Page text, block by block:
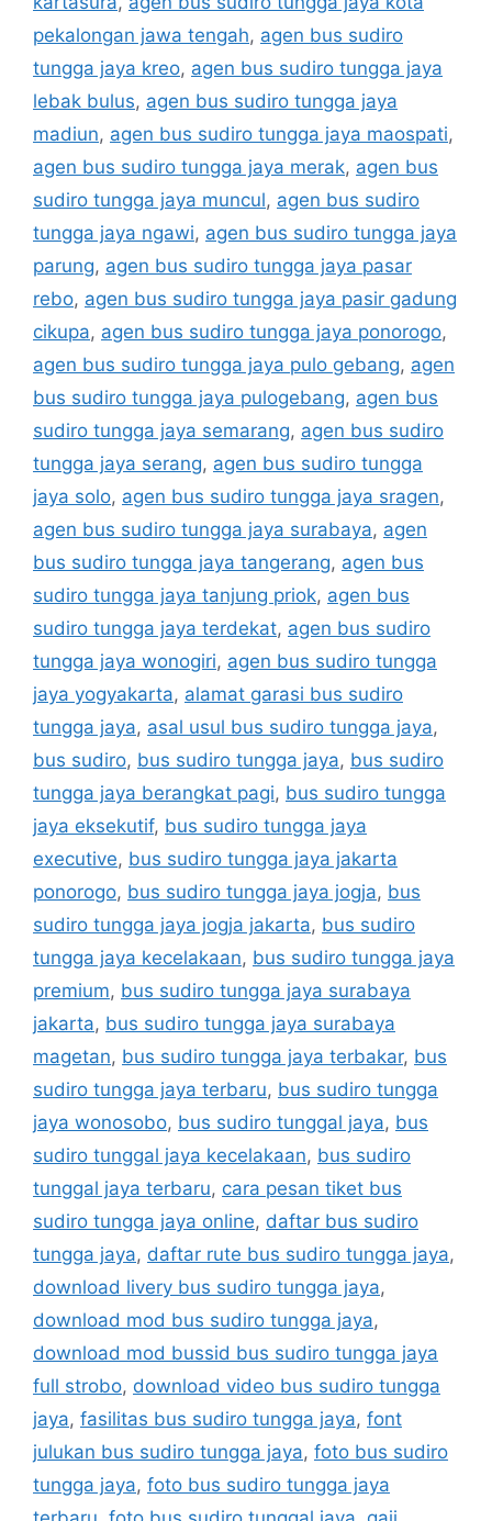
pekalongan jawa tengah, agen bus sudiro
tungga jaya kreo, agen bus sudiro tungga jaya
lebak bulus, agen bus sudiro tungga jaya
madiun, agen bus sudiro tungga jaya maospati,
agen bus sudiro tungga jaya merak, agen bus
sudiro tungga jaya muncul, agen bus sudiro
tungga jaya ngawi, agen bus sudiro tungga jaya
parung, agen bus sudiro tungga jaya pasar
rebo, agen bus sudiro tungga jaya pasir gadung
cikupa, agen bus sudiro tungga jaya ponorogo,
agen bus sudiro tungga jaya pulo gebang, agen
bus sudiro tungga jaya pulogebang, agen bus
sudiro tungga jaya semarang, agen bus sudiro
tungga jaya serang, agen bus sudiro tungga
jaya solo, agen bus sudiro tungga jaya sragen,
agen bus sudiro tungga jaya surabaya, agen
bus sudiro tungga jaya tangerang, agen bus
sudiro tungga jaya tanjung priok, agen bus
sudiro tungga jaya terdekat, agen bus sudiro
tungga jaya wonogiri, agen bus sudiro tungga
jaya yogyakarta, alamat garasi bus sudiro
tungga jaya, asal usul bus sudiro tungga jaya,
bus sudiro, bus sudiro tungga jaya, bus sudiro
tungga jaya berangkat pagi, bus sudiro tungga
jaya eksekutif, bus sudiro tungga jaya
executive, bus sudiro tungga jaya jakarta
ponorogo, bus sudiro tungga jaya jogja, bus
sudiro tungga jaya jogja jakarta, bus sudiro
tungga jaya kecelakaan, bus sudiro tungga jaya
premium, bus sudiro tungga jaya surabaya
jakarta, bus sudiro tungga jaya surabaya
magetan, bus sudiro tungga jaya terbakar, bus
sudiro tungga jaya terbaru, bus sudiro tungga
jaya wonosobo, bus sudiro tunggal jaya, bus
sudiro tunggal jaya kecelakaan, bus sudiro
tunggal jaya terbaru, cara pesan tiket bus
sudiro tungga jaya online, daftar bus sudiro
tungga jaya, daftar rute bus sudiro tungga jaya,
download livery bus sudiro tungga jaya,
download mod bus sudiro tungga jaya,
download mod bussid bus sudiro tungga jaya
full strobo, download video bus sudiro tungga
jaya, fasilitas bus sudiro tungga jaya, font
julukan bus sudiro tungga jaya, foto bus sudiro
tungga jaya, foto bus sudiro tungga jaya